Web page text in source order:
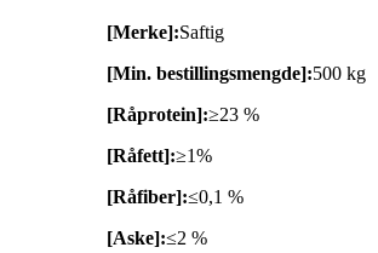
[Merke]:Saftig
[Min. bestillingsmengde]:500 kg
[Råprotein]:≥23 %
[Råfett]:≥1%
[Råfiber]:≤0,1 %
[Aske]:≤2 %